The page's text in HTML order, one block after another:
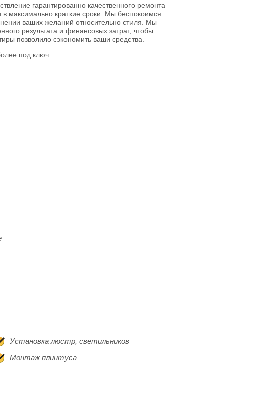
гарантированно качественного ремонта
максимально краткие сроки. Мы беспокоимся
ваших желаний относительно стиля. Мы
результата и финансовых затрат, чтобы
позволило сэкономить ваши средства.
под ключ.
Установка люстр, светильников
Монтаж плинтуса